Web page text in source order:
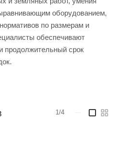
оборудованием,
по размерам и
обеспечивают
продолжительный срок
1/4